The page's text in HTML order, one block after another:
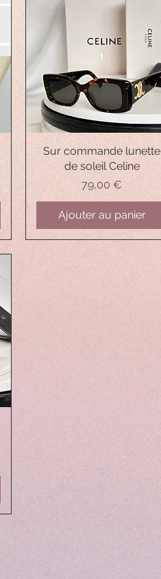
Aperçu rapide
Sur commande lunette
de soleil Celine
Prix
79,00 €
Ajouter au panier